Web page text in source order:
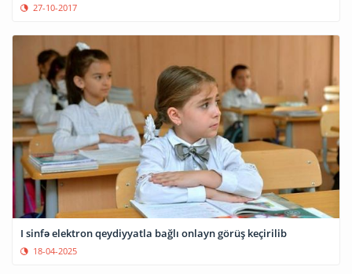
27-10-2017
I sinfə elektron qeydiyyatla bağlı onlayn görüş keçirilib
18-04-2025